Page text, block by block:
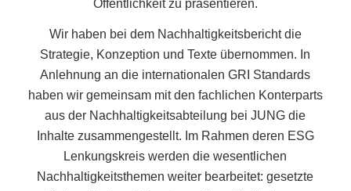
Öffentlichkeit zu präsentieren.
Wir haben bei dem Nachhaltigkeitsbericht die
Strategie, Konzeption und Texte übernommen. In
Anlehnung an die internationalen GRI Standards
haben wir gemeinsam mit den fachlichen Konterparts
aus der Nachhaltigkeitsabteilung bei JUNG die
Inhalte zusammengestellt. Im Rahmen deren ESG
Lenkungskreis werden die wesentlichen
Nachhaltigkeitsthemen weiter bearbeitet: gesetzte